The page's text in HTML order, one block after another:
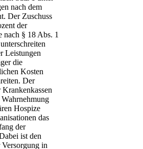
nach dem
Der Zuschuss
der
nach § 18 Abs. 1
Leistungen
die
Kosten
Der
Hospize
das
der
ist den
Versorgung in